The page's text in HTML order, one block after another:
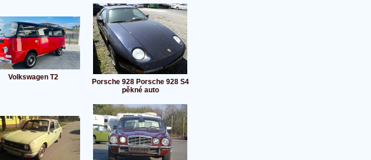
Volkswagen T2
Porsche 928 Porsche 928 S4
pěkné auto